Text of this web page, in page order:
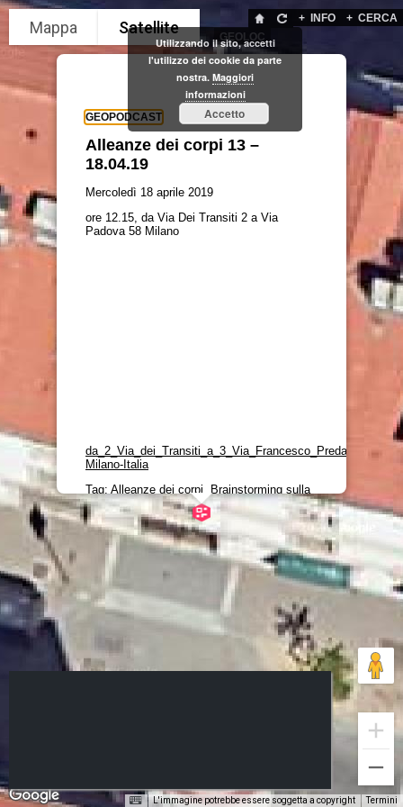
+ CERCA
+ INFO
GEOLOC
Utilizzando il sito, accetti
l'utilizzo dei cookie da parte
nostra. Maggiori
informazioni
Accetto